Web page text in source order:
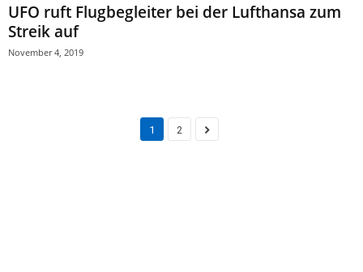
UFO ruft Flugbegleiter bei der Lufthansa zum
Streik auf
November 4, 2019
1 2